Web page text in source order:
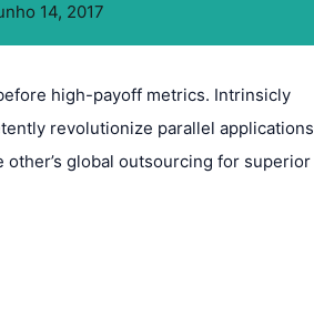
14, 2017
high-payoff metrics. Intrinsicly
revolutionize parallel applications
global outsourcing for superior